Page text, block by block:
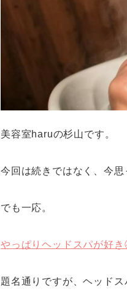
美容室haruの杉山です。
今回は続きではなく、今思
でも一応。
やっぱりヘッドスパが好
題名通りですが、ヘッド